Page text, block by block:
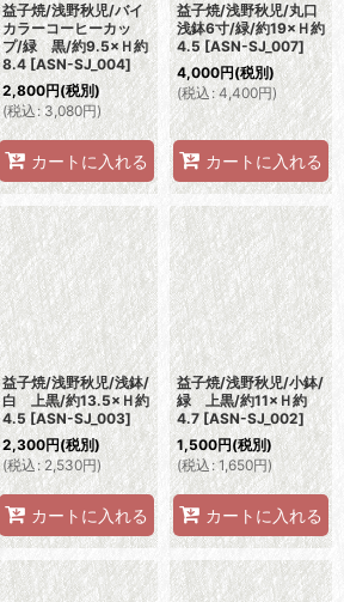
益子焼/浅野秋児/バイ
カラーコーヒーカッ
プ/緑 黒/約9.5×Ｈ約
8.4 [ASN-SJ_004]
2,800円(税別)
(税込: 3,080円)
カートに入れる
益子焼/浅野秋児/丸口
浅鉢6寸/緑/約19×Ｈ約
4.5 [ASN-SJ_007]
4,000円(税別)
(税込: 4,400円)
カートに入れる
益子焼/浅野秋児/浅鉢/
白 上黒/約13.5×Ｈ約
4.5 [ASN-SJ_003]
2,300円(税別)
(税込 : 2,530円)
カートに入れる
益子焼/浅野秋児/小鉢/
緑 上黒/約11×Ｈ約
4.7 [ASN-SJ_002]
1,500円(税別)
(税込 : 1,650円)
カートに入れる